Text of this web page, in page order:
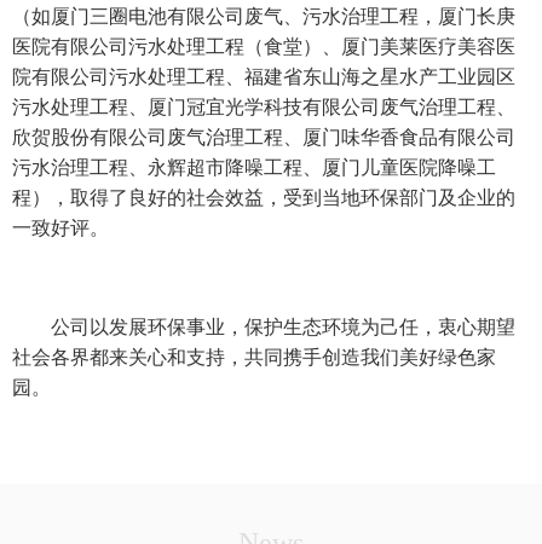
（如厦门三圈电池有限公司废气、污水治理工程，厦门长庚
医院有限公司污水处理工程（食堂）、厦门美莱医疗美容医
院有限公司污水处理工程、福建省东山海之星水产工业园区
污水处理工程、厦门冠宜光学科技有限公司废气治理工程、
欣贺股份有限公司废气治理工程、厦门味华香食品有限公司
污水治理工程、永辉超市降噪工程、厦门儿童医院降噪工
程），取得了良好的社会效益，受到当地环保部门及企业的
一致好评。
公司以发展环保事业，保护生态环境为己任，衷心期望
社会各界都来关心和支持，共同携手创造我们美好绿色家
园。